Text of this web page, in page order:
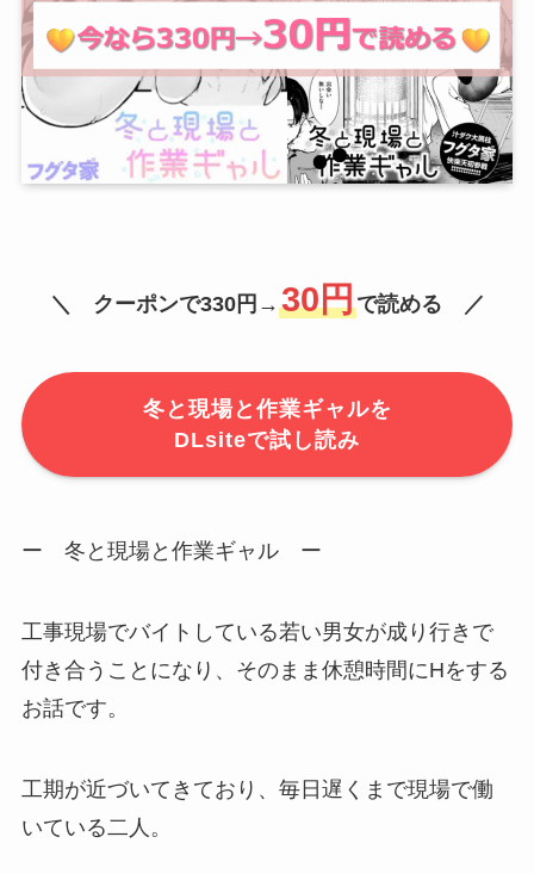
＼ クーポンで330円→ 30円で読める ／
冬と現場と作業ギャルを
DLsiteで試し読み
ー 冬と現場と作業ギャル ー
工事現場でバイトしている若い男女が成り行きで
付き合うことになり、そのまま休憩時間にHをする
お話です。
工期が近づいてきており、毎日遅くまで現場で働
いている二人。